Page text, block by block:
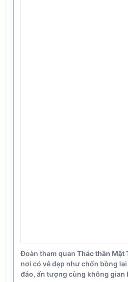
Đoàn tham quan Thác thần Mặt
nơi có vẻ đẹp như chốn bồng
đáo, ấn tượng cùng không gian